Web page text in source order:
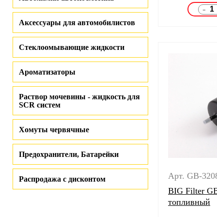
Аксессуары для автомобилистов
Стеклоомывающие жидкости
Ароматизаторы
Раствор мочевины - жидкость для
SCR систем
Хомуты червячные
Предохранители, Батарейки
Распродажа с дисконтом
-
Арт. GB-
BIG Filter
топливный